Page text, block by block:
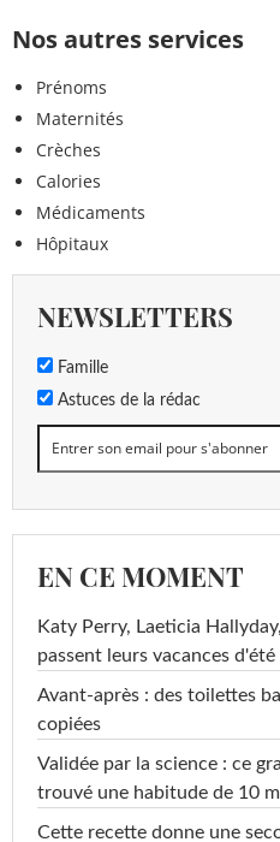
Nos autres services
Prénoms
Maternités
Crèches
Calories
Médicaments
Hôpitaux
NEWSLETTERS
Famille
Astuces de la rédac
EN CE MOMENT
Katy Perry, Laeticia
passent leurs vacances d'été
Avant-après : des toilettes
copiées
Validée par la science : ce
trouvé une habitude de 10
Cette recette donne une